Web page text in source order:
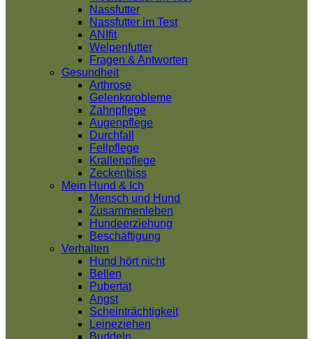
Nassfutter
Nassfutter im Test
ANIfit
Welpenfutter
Fragen & Antworten
Gesundheit
Arthrose
Gelenkprobleme
Zahnpflege
Augenpflege
Durchfall
Fellpflege
Krallenpflege
Zeckenbiss
Mein Hund & Ich
Mensch und Hund
Zusammenleben
Hundeerziehung
Beschäftigung
Verhalten
Hund hört nicht
Bellen
Pubertät
Angst
Scheinträchtigkeit
Leineziehen
Buddeln